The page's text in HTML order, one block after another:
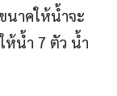
นาคให้น้ำจะ
ห้น้ำ 7 ตัว น้ำ